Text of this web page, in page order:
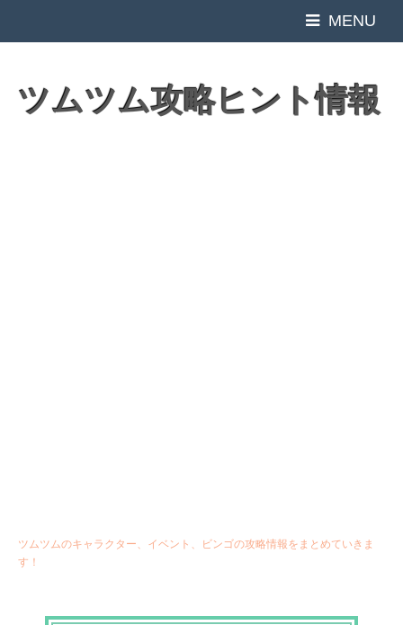
MENU
ツムツム攻略ヒント情報
ツムツムのキャラクター、イベント、ビンゴの攻略情報をまとめていきま
す！